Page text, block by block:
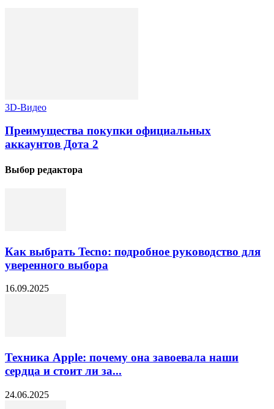
3D-Видео
Преимущества покупки официальных
аккаунтов Дота 2
Выбор редактора
Как выбрать Tecno: подробное руководство для
уверенного выбора
16.09.2025
Техника Apple: почему она завоевала наши
сердца и стоит ли за...
24.06.2025